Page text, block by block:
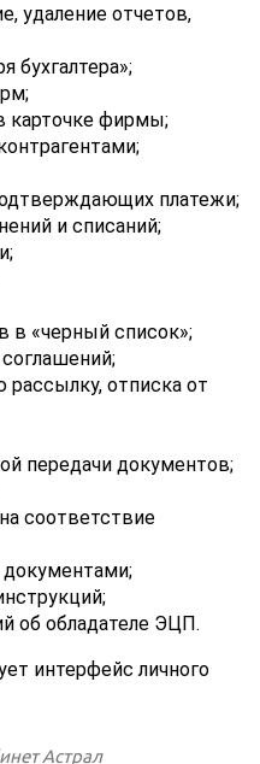
удаление отчетов,
бухгалтера»;
карточке фирмы;
платежи;
и списаний;
в «черный список»;
рассылку, отписка от
передачи документов;
соответствие
об обладателе ЭЦП.
интерфейс личного